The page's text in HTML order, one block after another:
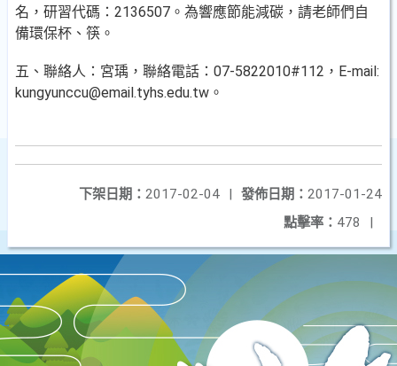
名，研習代碼：2136507。為響應節能減碳，請老師們自
備環保杯、筷。
五、聯絡人：宮瑀，聯絡電話：07-5822010#112，E-mail:
kungyunccu@email.tyhs.edu.tw。
發佈日期： 2017-01-24
下架日期： 2017-02-04
|
點擊率： 478 |